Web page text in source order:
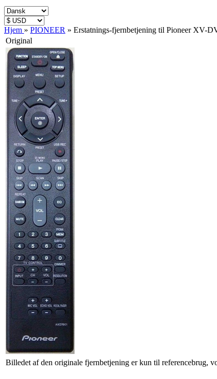
Hjem » PIONEER » Erstatnings-fjernbetjening til Pioneer XV-
Original
Billedet af den originale fjernbetjening er kun til referencebrug,